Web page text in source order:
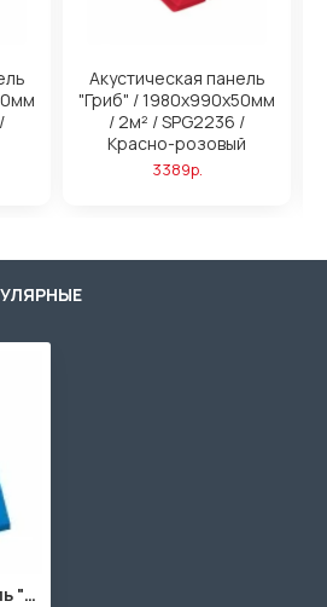
Акустическая панель
"Гриб" / 1980х990х50мм
/ 2м² / SPG2236 /
Красно-розовый
3389р.
Акустическая панель "Квадрат" / 2000х1000х40мм / 2м² / SPG2236 / Светло-синий